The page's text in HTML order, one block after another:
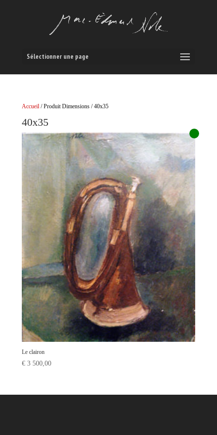
Sélectionner une page
Accueil/ Produit Dimensions / 40x35
40x35
Le clairon
€3 500,00